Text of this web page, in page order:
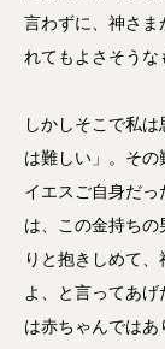
言わずに、神さま
れてもよさそうな
しかしそこで私
は難しい」。そ
イエスご自身だっ
は、この金持ち
りと抱きしめて
よ、と言ってあ
は赤ちゃんでは